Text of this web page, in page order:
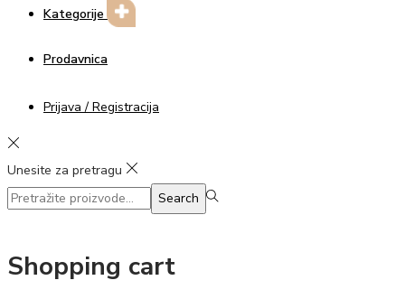
Kategorije
Prodavnica
Prijava / Registracija
Unesite za pretragu
Search
Search
Shopping cart